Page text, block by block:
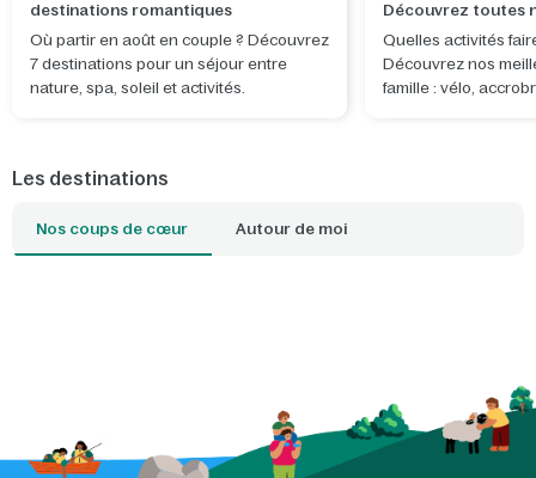
destinations romantiques
Où partir en août en couple ? Découvrez
7 destinations pour un séjour entre
nature, spa, soleil et activités.
Découvrez toutes
Quelles activités
Découvrez nos
famille : vélo,
Les destinations
Nos coups de cœur Autour de moi